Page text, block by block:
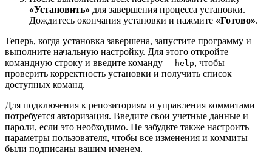
«Установить» для завершения процесса установки.
Дождитесь окончания установки и нажмите «Готово».
Теперь, когда установка завершена, запустите программу и
выполните начальную настройку. Для этого откройте
командную строку и введите команду --help, чтобы
проверить корректность установки и получить список
доступных команд.
Для подключения к репозиториям и управления коммитами
потребуется авторизация. Введите свои учетные данные и
пароли, если это необходимо. Не забудьте также настроить
параметры пользователя, чтобы все изменения и коммиты
были подписаны вашим именем.